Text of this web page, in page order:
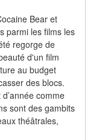
Bear et
parmi les films les
regorge de
d'un film
au budget
des blocs.
comme
sont des gambits
théâtrales,